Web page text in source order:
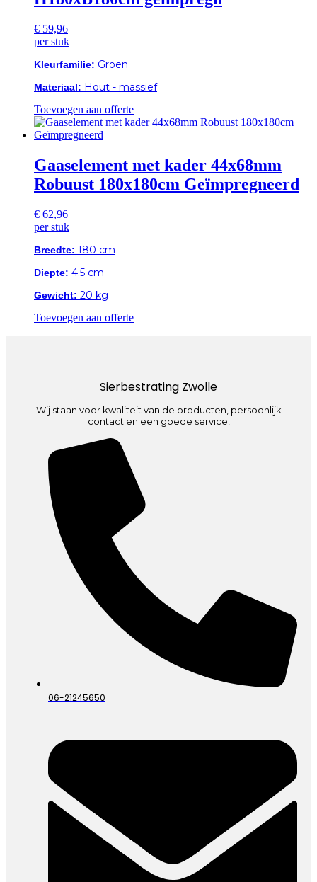
€ 59,96
per stuk
Kleurfamilie: Groen
Materiaal: Hout - massief
Toevoegen aan offerte
Gaaselement met kader 44x68mm
Robuust 180x180cm Geïmpregneerd
€ 62,96
per stuk
Breedte: 180 cm
Diepte: 4.5 cm
Gewicht: 20 kg
Toevoegen aan offerte
Sierbestrating Zwolle
Wij staan voor kwaliteit van de producten, persoonlijk
contact en een goede service!
06-21245650